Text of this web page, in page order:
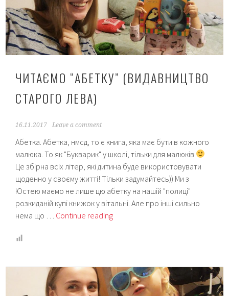
Лева)
ЧИТАЄМО “АБЕТКУ” (ВИДАВНИЦТВО
СТАРОГО ЛЕВА)
16.11.2017 Leave a comment
Абетка. Абетка, нмсд, то є книга, яка має бути в кожного
малюка. То як "Букварик" у школі, тільки для малюків
Це збірна всіх літер, які дитина буде використовувати
щоденно у своєму житті! Тільки задумайтесь)) Ми з
Юстею маємо не лише цю абетку на нашій "полиці"
розкиданій купі книжок у вітальні. Але про інші сильно
нема що … Continue readingЧитаємо